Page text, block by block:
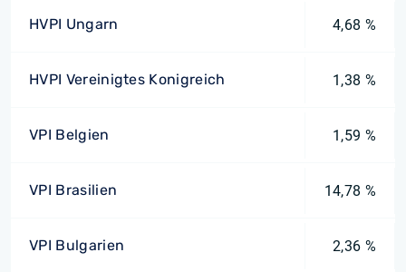
HVPI Ungarn 4,68 %
HVPI Vereinigtes Konigreich 1,38 %
VPI Belgien 1,59 %
VPI Brasilien 14,78 %
VPI Bulgarien 2,36 %